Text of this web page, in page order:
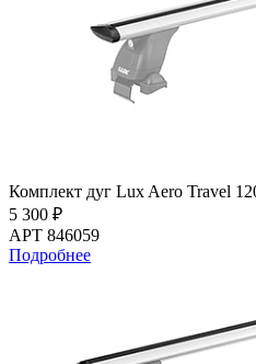
Комплект дуг Lux Aero Travel
5 300 ₽
АРТ 846059
Подробнее